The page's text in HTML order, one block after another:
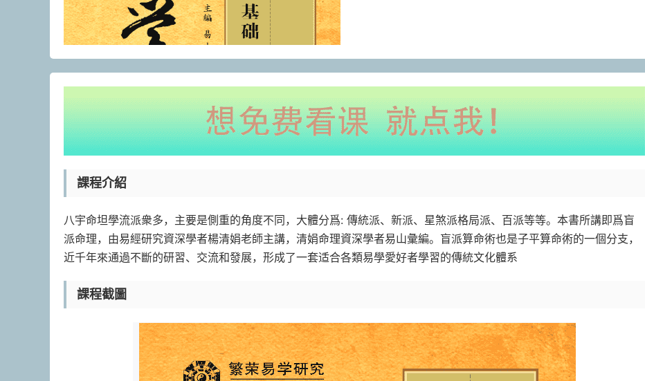
課程介紹
八宇命坦學流派衆多，主要是側重的角度不同，大體分爲: 傳統派、新派、星煞派格局派、百派等等。本書所講即爲盲
派命理，由易經研究資深學者楊清娟老師主講，清娟命理資深學者易山彙編。盲派算命術也是子平算命術的一個分支，
近千年來通過不斷的研習、交流和發展，形成了一套适合各類易學愛好者學習的傳統文化體系
課程截圖